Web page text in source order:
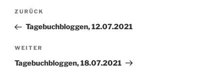
Beitragsnavigation
Vorheriger
Beitrag
ZURÜCK
Tagebuchbloggen, 12.07.2021
Nächster
Beitrag
WEITER
Tagebuchbloggen, 18.07.2021